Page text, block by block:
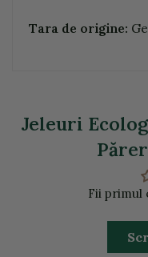
Tara de origine:
Jeleuri
Fii primul